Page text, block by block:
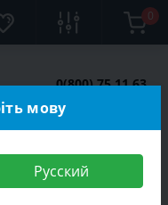
0
0(800) 75 11 63
мову
Русский